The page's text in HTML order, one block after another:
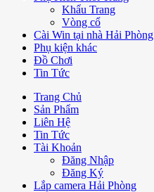
Khẩu Trang
Vòng cổ
Cài Win tại nhà Hải Phòng
Phụ kiện khác
Đồ Chơi
Tin Tức
Trang Chủ
Sản Phẩm
Liên Hệ
Tin Tức
Tài Khoản
Đăng Nhập
Đăng Ký
Lắp camera Hải Phòng